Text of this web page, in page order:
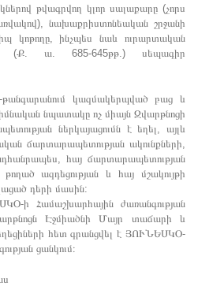
թվագրվող կլոր սալաքարը (չորս
նախաքրիստոնեական շրջանի
կոթողը, ինչպես նաև ուրարտական
(Ք. ա. 685-645թթ.) սեպագիր
կազմակերպված բաց և
նպատակը ոչ միայն Զվարթնոցի
ներկայացումն է եղել, այլև
ճարտարապետության ակունքների,
հայ ճարտարապետության
ազդեցության և հայ մշակույթի
դերի մասին:
ի Համաշխարհային ժառանգության
Էջմիածնի Մայր տաճարի և
հետ գրանցվել է ՅՈՒՆԵՍԿՕ-
ցանկում։